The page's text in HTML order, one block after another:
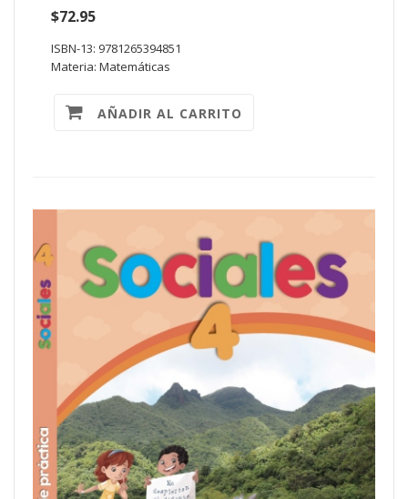
$72.95
ISBN-13: 9781265394851
Materia: Matemáticas
AÑADIR AL CARRITO